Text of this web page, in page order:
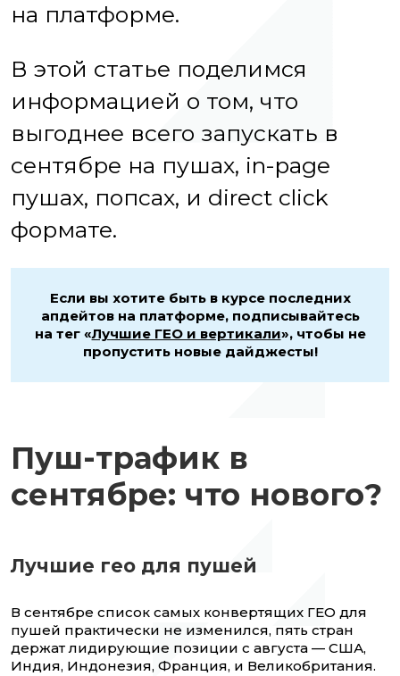
на платформе.
В этой статье поделимся
информацией о том, что
выгоднее всего запускать в
сентябре на пушах, in-page
пушах, попсах, и direct click
формате.
Если вы хотите быть в курсе последних
апдейтов на платформе, подписывайтесь
на тег «Лучшие ГЕО и вертикали», чтобы не
пропустить новые дайджесты!
Пуш-трафик в
сентябре: что нового?
Лучшие гео для пушей
В сентябре список самых конвертящих ГЕО для
пушей практически не изменился, пять стран
держат лидирующие позиции с августа — США,
Индия, Индонезия, Франция, и Великобритания.